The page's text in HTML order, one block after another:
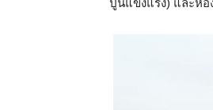
ปูนแข็งแรง) และห้อ